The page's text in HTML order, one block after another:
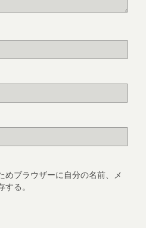
めブラウザーに自分の名前、メ
る。